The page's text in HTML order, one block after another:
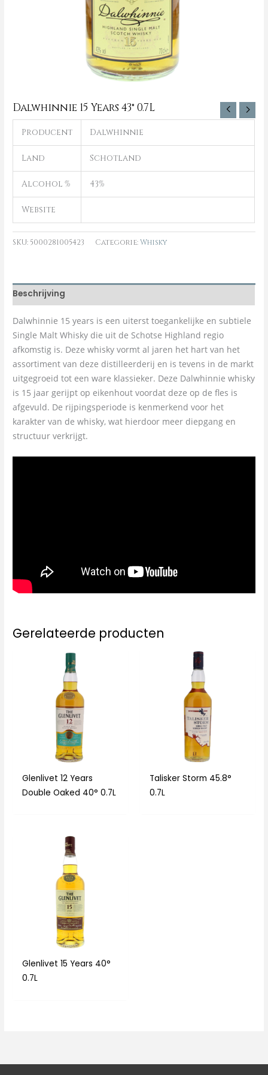
Dalwhinnie 15 Years 43° 0.7L
Producent Dalwhinnie
Land Schotland
Alcohol % 43%
Website
SKU:5000281005423 Categorie:Whisky
Beschrijving
Dalwhinnie 15 years is een uiterst toegankelijke en subtiele
Single Malt Whisky die uit de Schotse Highland regio
afkomstig is. Deze whisky vormt al jaren het hart van het
assortiment van deze distilleerderij en is tevens in de markt
uitgegroeid tot een ware klassieker. Deze Dalwhinnie whisky
is 15 jaar gerijpt op eikenhout voordat deze op de fles is
afgevuld. De rijpingsperiode is kenmerkend voor het
karakter van de whisky, wat hierdoor meer diepgang en
structuur verkrijgt.
Gerelateerde producten
Glenlivet 12 Years
Double Oaked 40° 0.7L
Talisker Storm 45.8°
0.7L
Glenlivet 15 Years 40°
0.7L